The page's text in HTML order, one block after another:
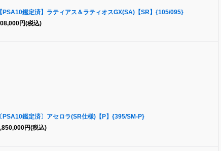
【PSA10鑑定済】ラティアス＆ラティオスGX(SA)【SR】{105/095}
円(税込)
〔PSA10鑑定済〕アセロラ(SR仕様)【P】{395/SM-P}
円(税込)